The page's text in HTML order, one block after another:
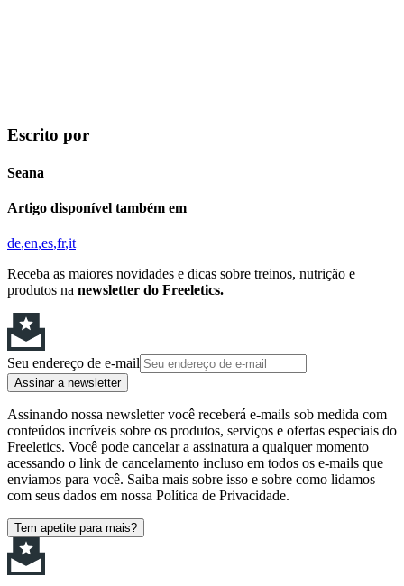
Escrito por
Seana
Artigo disponível também em
de en es fr it
Receba as maiores novidades e dicas sobre treinos, nutrição e
produtos na newsletter do Freeletics.
Seu endereço de e-mail
Assinar a newsletter
Assinando nossa newsletter você receberá e-mails sob medida com
conteúdos incríveis sobre os produtos, serviços e ofertas especiais do
Freeletics. Você pode cancelar a assinatura a qualquer momento
acessando o link de cancelamento incluso em todos os e-mails que
enviamos para você. Saiba mais sobre isso e sobre como lidamos
com seus dados em nossa Política de Privacidade.
Tem apetite para mais?